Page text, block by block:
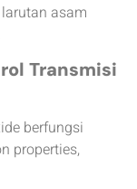
asam
Transmisi
berfungsi
properties,